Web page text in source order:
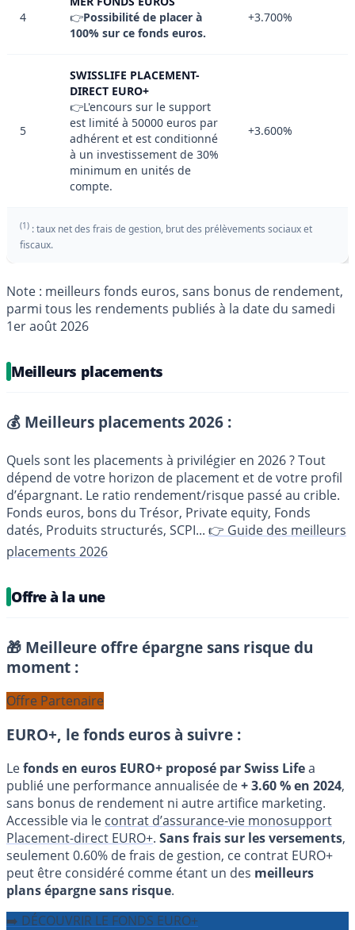
4
👉Possibilité de placer à
100% sur ce fonds euros.
+3.700%
5
SWISSLIFE PLACEMENT-
DIRECT EURO+
👉L'encours sur le support
est limité à 50000 euros par
adhérent et est conditionné
à un investissement de 30%
minimum en unités de
compte.
+3.600%
(1) : taux net des frais de gestion, brut des prélèvements sociaux et
fiscaux.
Note : meilleurs fonds euros, sans bonus de rendement,
parmi tous les rendements publiés à la date du samedi
1er août 2026
Meilleurs placements
💰 Meilleurs placements 2026 :
Quels sont les placements à privilégier en 2026 ? Tout
dépend de votre horizon de placement et de votre profil
d’épargnant. Le ratio rendement/risque passé au crible.
Fonds euros, bons du Trésor, Private equity, Fonds
datés, Produits structurés, SCPI... 👉 Guide des meilleurs
placements 2026
Offre à la une
🎁 Meilleure offre épargne sans risque du
moment :
Offre Partenaire
EURO+, le fonds euros à suivre :
Lefonds en euros EURO+ proposé par Swiss Lifea
publié une performance annualisée de+ 3.60 % en 2024,
sans bonus de rendement ni autre artifice marketing.
Accessible via le contrat d’assurance-vie monosupport
Placement-direct EURO+. Sans frais sur les versements,
seulement 0.60% de frais de gestion, ce contrat EURO+
peut être considéré comme étant un des meilleurs
plans épargne sans risque.
➡️ DÉCOUVRIR LE FONDS EURO+